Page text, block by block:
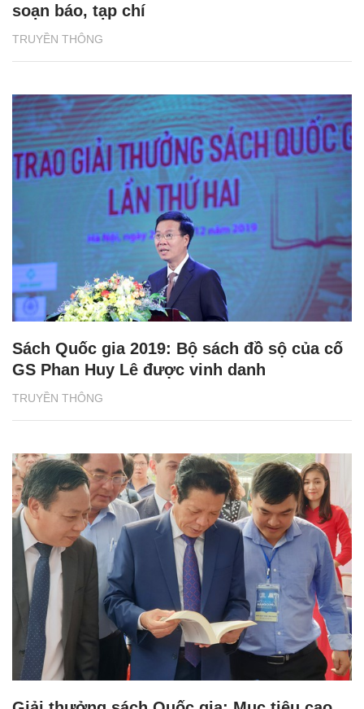
TRUYỀN THÔNG
soạn báo, tạp chí
TRUYỀN THÔNG
Sách Quốc gia 2019: Bộ sách đồ sộ của cố
GS Phan Huy Lê được vinh danh